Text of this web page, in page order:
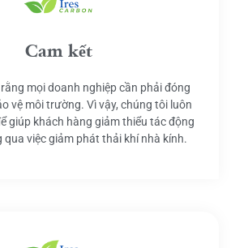
Cam kết
mọi doanh nghiệp cần phải đóng
vệ môi trường. Vì vậy, chúng tôi luôn
giúp khách hàng giảm thiểu tác động
qua việc giảm phát thải khí nhà kính.